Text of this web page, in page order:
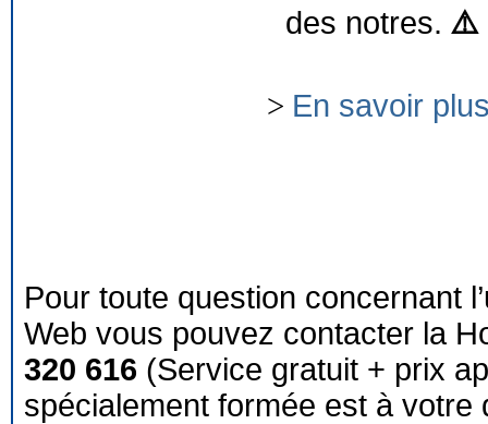
des notres. ⚠️
> En savoir
Pour toute question concernant
Web vous pouvez contacter la
320 616 (Service gratuit + prix
spécialement formée est à votre